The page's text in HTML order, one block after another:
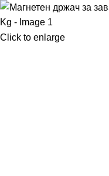
Click to enlarge